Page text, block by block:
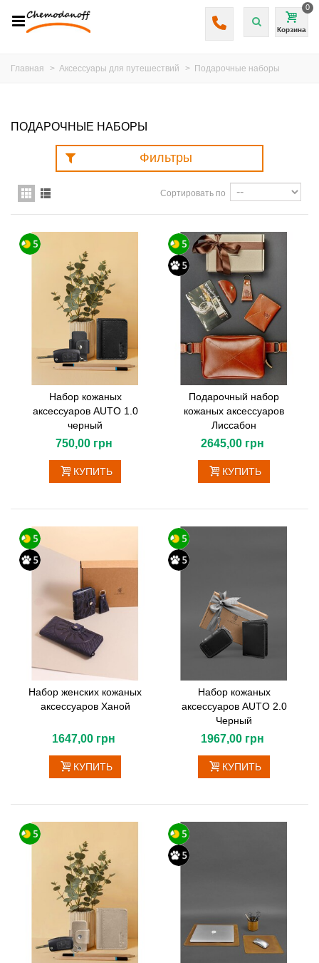
Корзина
0
Главная > Аксессуары для путешествий > Подарочные наборы
ПОДАРОЧНЫЕ НАБОРЫ
Фильтры
Сортировать по
Набор кожаных
аксессуаров AUTO 1.0
черный
750,00 грн
КУПИТЬ
Подарочный набор
кожаных аксессуаров
Лиссабон
2645,00 грн
КУПИТЬ
Набор женских кожаных
аксессуаров Ханой
1647,00 грн
КУПИТЬ
Набор кожаных
аксессуаров AUTO 2.0
Черный
1967,00 грн
КУПИТЬ